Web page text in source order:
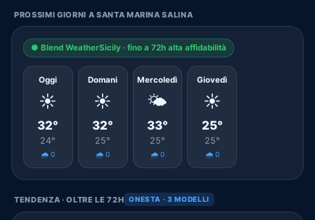
PROSSIMI GIORNI A SANTA MARINA SALINA
● Blend WeatherSicily · fino a 72h alta affidabilità
Oggi
☀️
32°
24°
🌧️ 0
Domani
☀️
32°
25°
🌧️ 0
Mercoledì
🌤️
33°
25°
🌧️ 0
Giovedì
☀️
25°
25°
🌧️ 0
TENDENZA · OLTRE LE 72H ONESTA · 3 MODELLI